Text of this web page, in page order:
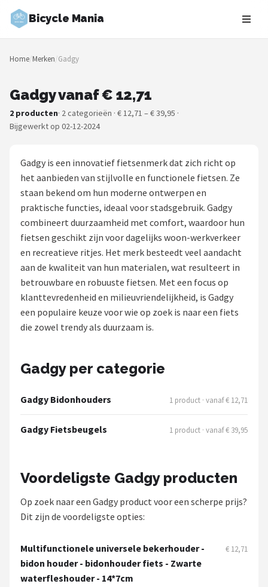
Bicycle Mania
Zoeken
NAVIGATIE
Merken
Fietsroutes
Kinderfietsen
Stadsfietsen
Elektrische fietsen
Shop
Basil
New Looxs
BBB Cycling
Voltano
Home/Merken/Gadgy
Gadgy vanaf € 12,71
2 producten· 2 categorieën · € 12,71 – € 39,95 ·
Bijgewerkt op 02-12-2024
Gadgy is een innovatief fietsenmerk dat zich richt op
het aanbieden van stijlvolle en functionele fietsen. Ze
staan bekend om hun moderne ontwerpen en
praktische functies, ideaal voor stadsgebruik. Gadgy
combineert duurzaamheid met comfort, waardoor hun
fietsen geschikt zijn voor dagelijks woon-werkverkeer
en recreatieve ritjes. Het merk besteedt veel aandacht
aan de kwaliteit van hun materialen, wat resulteert in
betrouwbare en robuuste fietsen. Met een focus op
klanttevredenheid en milieuvriendelijkheid, is Gadgy
een populaire keuze voor wie op zoek is naar een fiets
die zowel trendy als duurzaam is.
Gadgy per categorie
Gadgy Bidonhouders 1 product · vanaf € 12,71
Gadgy Fietsbeugels 1 product · vanaf € 39,95
Voordeligste Gadgy producten
Op zoek naar een Gadgy product voor een scherpe prijs?
Dit zijn de voordeligste opties:
Multifunctionele universele bekerhouder -
bidon houder - bidonhouder fiets - Zwarte
waterfleshouder - 14*7cm
€ 12,71